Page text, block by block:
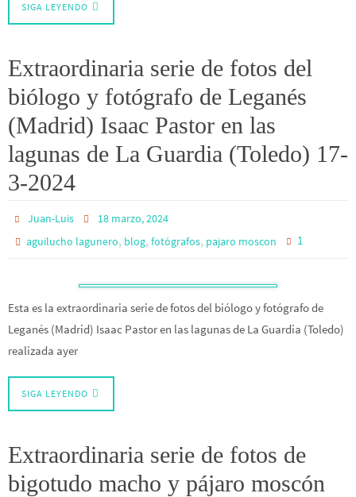
SIGA LEYENDO
Extraordinaria serie de fotos del
biólogo y fotógrafo de Leganés
(Madrid) Isaac Pastor en las
lagunas de La Guardia (Toledo) 17-
3-2024
Juan-Luis
18 marzo, 2024
aguilucho lagunero, blog,fotógrafos, pajaro moscon 1
Esta es la extraordinaria serie de fotos del biólogo y fotógrafo de
Leganés (Madrid) Isaac Pastor en las lagunas de La Guardia (Toledo)
realizada ayer
SIGA LEYENDO
Extraordinaria serie de fotos de
bigotudo macho y pájaro moscón